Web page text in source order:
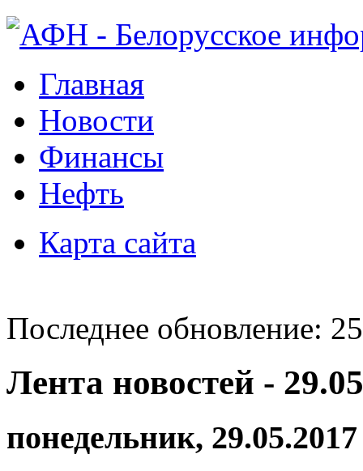
Главная
Новости
Финансы
Нефть
Карта сайта
Последнее обновление:
Лента новостей -
понедельник, 29.05.2017